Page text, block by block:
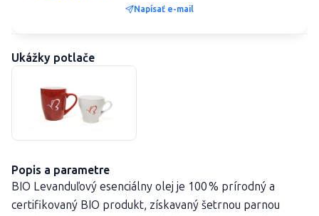
Napísať e-mail
Ukážky potlače
Popis a parametre
BIO Levanduľový esenciálny olej je 100 % prírodný a
certifikovaný BIO produkt, získavaný šetrnou parnou